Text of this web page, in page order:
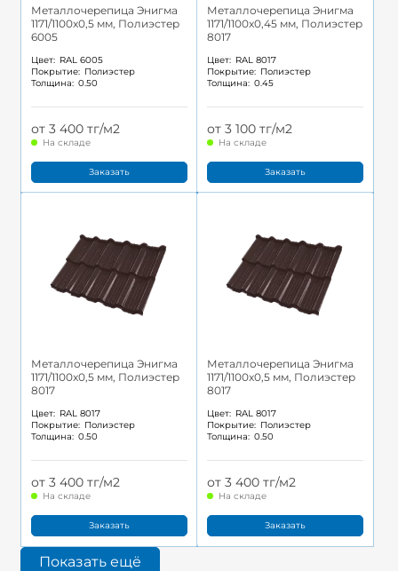
Металлочерепица Энигма
1171/1100x0,5 мм, Полиэстер
6005
Цвет: RAL 6005
Покрытие: Полиэстер
Толщина: 0.50
от 3 400 тг/м2
На складе
Заказать
Металлочерепица Энигма
1171/1100x0,45 мм, Полиэстер
8017
Цвет: RAL 8017
Покрытие: Полиэстер
Толщина: 0.45
от 3 100 тг/м2
На складе
Заказать
Металлочерепица Энигма
1171/1100x0,5 мм, Полиэстер
8017
Цвет: RAL 8017
Покрытие: Полиэстер
Толщина: 0.50
от 3 400 тг/м2
На складе
Заказать
Металлочерепица Энигма
1171/1100x0,5 мм, Полиэстер
8017
Цвет: RAL 8017
Покрытие: Полиэстер
Толщина: 0.50
от 3 400 тг/м2
На складе
Заказать
Показать ещё